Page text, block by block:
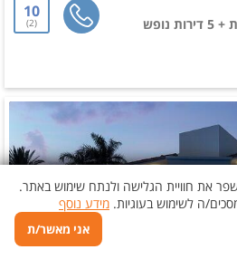
את חוויית הגלישה ולנתח שימוש באתר.
ה לשימוש בעוגיות. מידע נוסף
אני מאשר/ת
10
2